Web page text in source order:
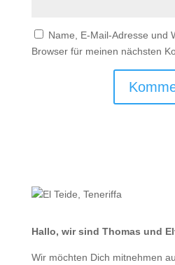
Name, E-Mail-Adresse und
Browser für meinen nächsten
Hallo, wir sind Thomas und
Wir möchten Dich mitnehmen